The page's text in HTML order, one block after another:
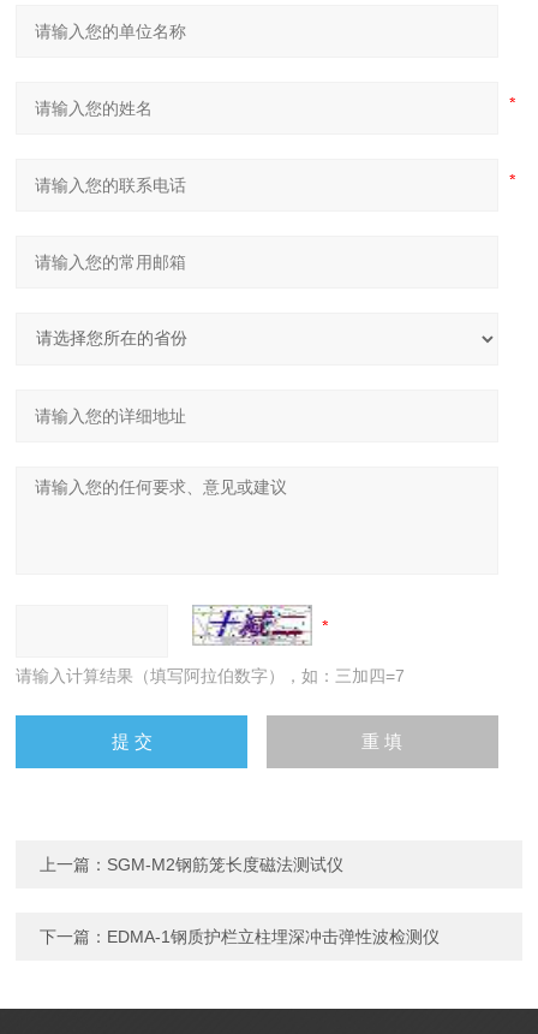
请输入计算结果（填写阿拉伯数字），如：三加四=7
上一篇： SGM-M2钢筋笼长度磁法测试仪
下一篇： EDMA-1钢质护栏立柱埋深冲击弹性波检测仪